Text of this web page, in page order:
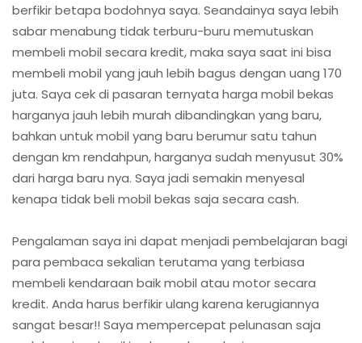
berfikir betapa bodohnya saya. Seandainya saya lebih
sabar menabung tidak terburu-buru memutuskan
membeli mobil secara kredit, maka saya saat ini bisa
membeli mobil yang jauh lebih bagus dengan uang 170
juta. Saya cek di pasaran ternyata harga mobil bekas
harganya jauh lebih murah dibandingkan yang baru,
bahkan untuk mobil yang baru berumur satu tahun
dengan km rendahpun, harganya sudah menyusut 30%
dari harga baru nya. Saya jadi semakin menyesal
kenapa tidak beli mobil bekas saja secara cash.
Pengalaman saya ini dapat menjadi pembelajaran bagi
para pembaca sekalian terutama yang terbiasa
membeli kendaraan baik mobil atau motor secara
kredit. Anda harus berfikir ulang karena kerugiannya
sangat besar!! Saya mempercepat pelunasan saja